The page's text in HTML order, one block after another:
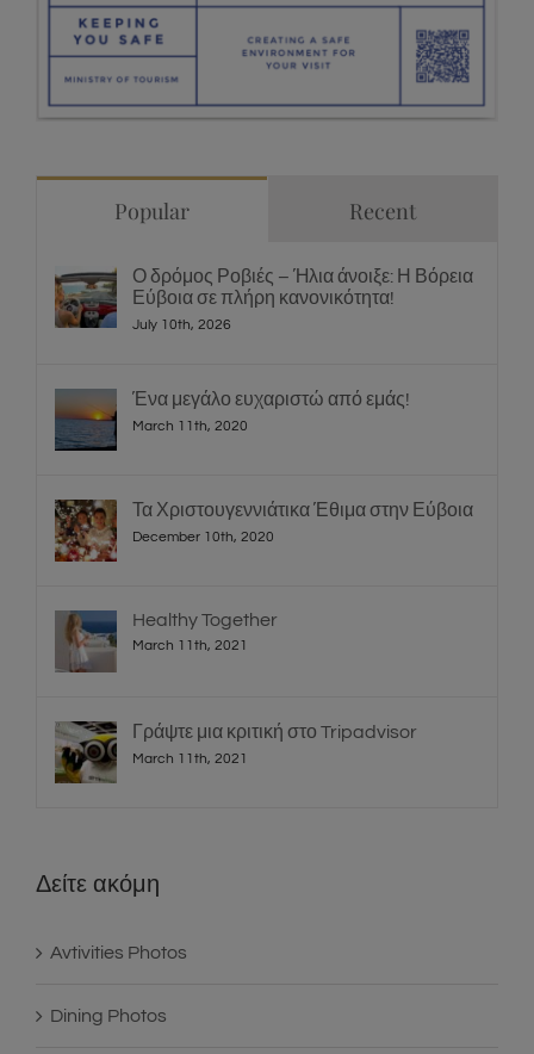
Popular Recent
Ο δρόμος Ροβιές – Ήλια άνοιξε: Η Βόρεια
Εύβοια σε πλήρη κανονικότητα!
July 10th, 2026
Ένα μεγάλο ευχαριστώ από εμάς!
March 11th, 2020
Τα Χριστουγεννιάτικα Έθιμα στην Εύβοια
December 10th, 2020
Healthy Together
March 11th, 2021
Γράψτε μια κριτική στο Tripadvisor
March 11th, 2021
Δείτε ακόμη
Avtivities Photos
Dining Photos